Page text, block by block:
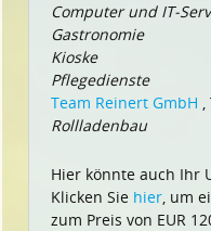
Computer und IT-
Gastronomie
Kioske
Pflegedienste
Team Reinert GmbH ,
Rollladenbau
Hier könnte auch Ihr
Klicken Sie hier, um
zum Preis von EUR